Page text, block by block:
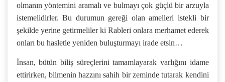
olmanın yöntemini aramalı ve bulmayı çok güçlü bir arzuyla
istemelidirler. Bu durumun gereği olan amelleri istekli bir
şekilde yerine getirmeliler ki Rableri onlara merhamet ederek
onları bu hasletle yeniden buluşturmayı irade etsin…
İnsan, bütün biliş süreçlerini tamamlayarak varlığını idame
ettirirken, bilmenin hazzını sahih bir zeminde tutarak kendini